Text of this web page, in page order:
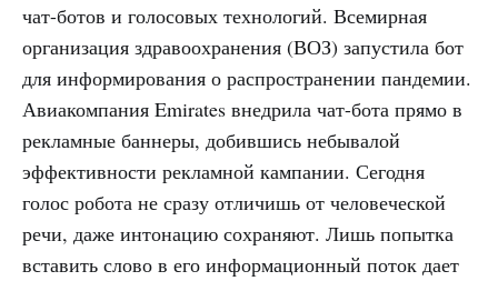
чат-ботов и голосовых технологий. Всемирная
организация здравоохранения (ВОЗ) запустила бот
для информирования о распространении пандемии.
Авиакомпания Emirates внедрила чат-бота прямо в
рекламные баннеры, добившись небывалой
эффективности рекламной кампании. Сегодня
голос робота не сразу отличишь от человеческой
речи, даже интонацию сохраняют. Лишь попытка
вставить слово в его информационный поток дает